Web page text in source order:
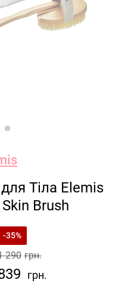
Тіла Elemis
Brush
-35%
290 грн.
грн.